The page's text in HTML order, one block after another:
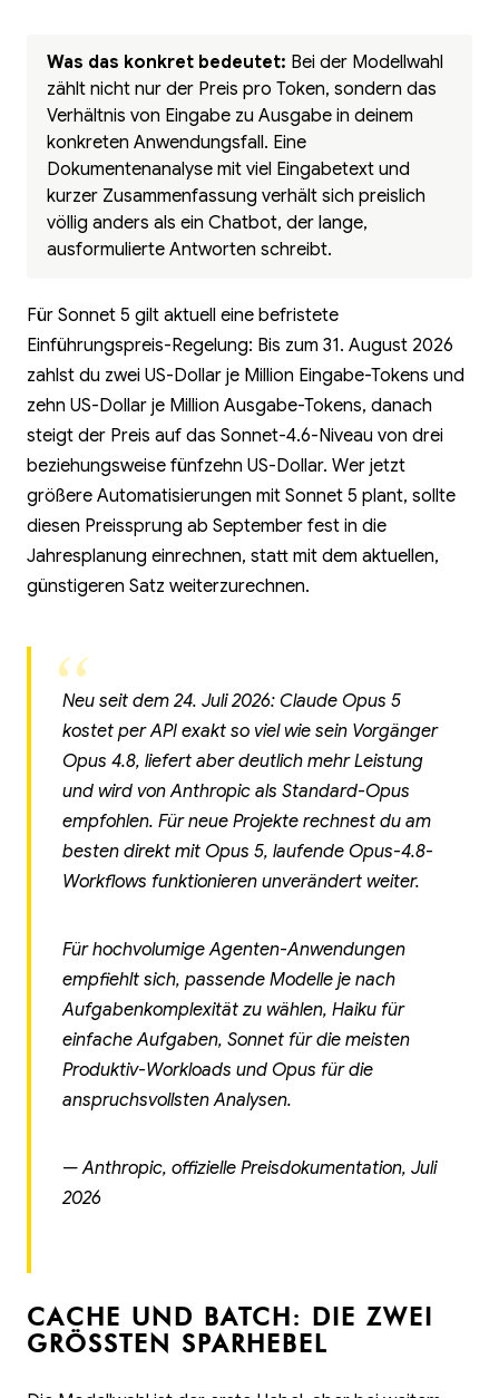
Was das konkret bedeutet: Bei der Modellwahl
zählt nicht nur der Preis pro Token, sondern das
Verhältnis von Eingabe zu Ausgabe in deinem
konkreten Anwendungsfall. Eine
Dokumentenanalyse mit viel Eingabetext und
kurzer Zusammenfassung verhält sich preislich
völlig anders als ein Chatbot, der lange,
ausformulierte Antworten schreibt.
Für Sonnet 5 gilt aktuell eine befristete
Einführungspreis-Regelung: Bis zum 31. August 2026
zahlst du zwei US-Dollar je Million Eingabe-Tokens und
zehn US-Dollar je Million Ausgabe-Tokens, danach
steigt der Preis auf das Sonnet-4.6-Niveau von drei
beziehungsweise fünfzehn US-Dollar. Wer jetzt
größere Automatisierungen mit Sonnet 5 plant, sollte
diesen Preissprung ab September fest in die
Jahresplanung einrechnen, statt mit dem aktuellen,
günstigeren Satz weiterzurechnen.
Neu seit dem 24. Juli 2026: Claude Opus 5
kostet per API exakt so viel wie sein Vorgänger
Opus 4.8, liefert aber deutlich mehr Leistung
und wird von Anthropic als Standard-Opus
empfohlen. Für neue Projekte rechnest du am
besten direkt mit Opus 5, laufende Opus-4.8-
Workflows funktionieren unverändert weiter.
Für hochvolumige Agenten-Anwendungen
empfiehlt sich, passende Modelle je nach
Aufgabenkomplexität zu wählen, Haiku für
einfache Aufgaben, Sonnet für die meisten
Produktiv-Workloads und Opus für die
anspruchsvollsten Analysen.
— Anthropic, offizielle Preisdokumentation, Juli
2026
CACHE UND BATCH: DIE ZWEI
GRÖSSTEN SPARHEBEL